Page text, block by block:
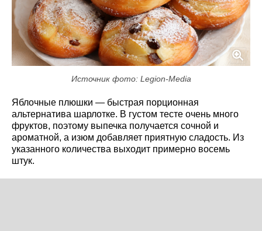
Источник фото: Legion-Media
Яблочные плюшки — быстрая порционная
альтернатива шарлотке. В густом тесте очень много
фруктов, поэтому выпечка получается сочной и
ароматной, а изюм добавляет приятную сладость. Из
указанного количества выходит примерно восемь
штук.